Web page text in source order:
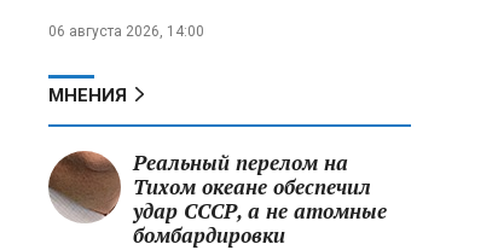
06 августа 2026, 14:00
МНЕНИЯ
Реальный перелом на
Тихом океане обеспечил
удар СССР, а не атомные
бомбардировки